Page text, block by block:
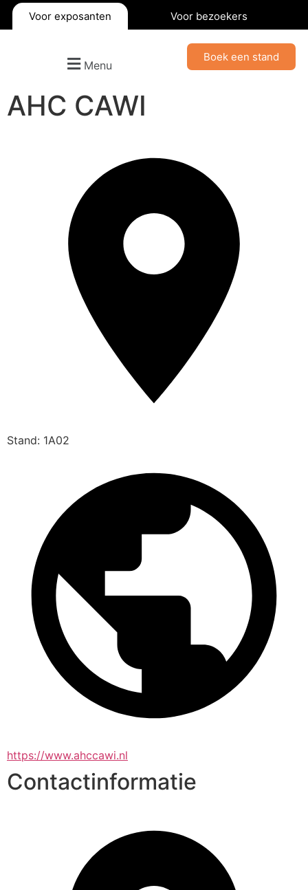
Voor exposanten Voor bezoekers
Menu
Boek een stand
AHC CAWI
Stand: 1A02
https://www.ahccawi.nl
Contactinformatie